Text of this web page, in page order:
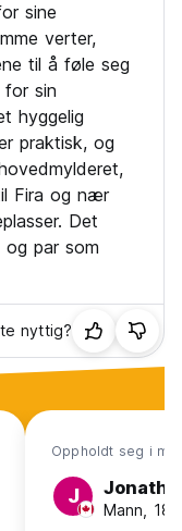
sine
verter,
til å føle seg
for sin
hyggelig
praktisk, og
Fira og nær
Det
og par som
nyttig?
Oppholdt seg i
J
Mann,